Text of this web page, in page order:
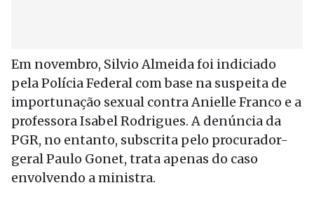
Em novembro, Silvio Almeida foi indiciado
pela Polícia Federal com base na suspeita de
importunação sexual contra Anielle Franco e a
professora Isabel Rodrigues. A denúncia da
PGR, no entanto, subscrita pelo procurador-
geral Paulo Gonet, trata apenas do caso
envolvendo a ministra.